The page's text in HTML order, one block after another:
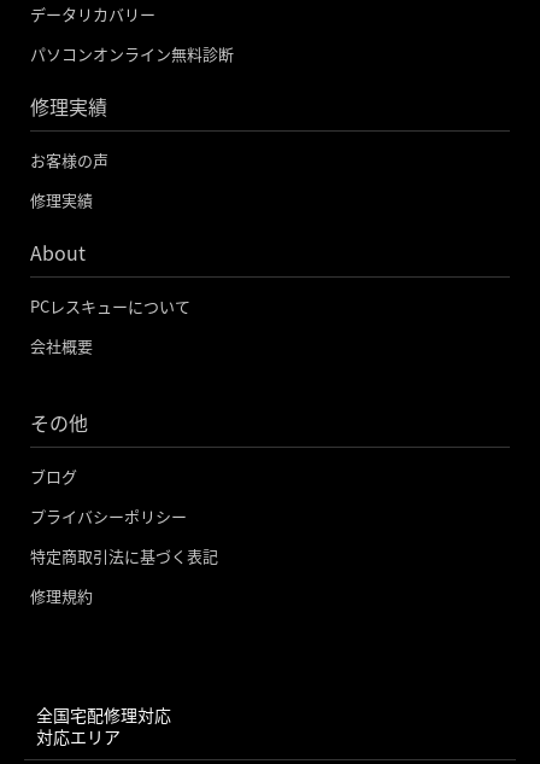
-
f
データリカバリー
パソコンオンライン無料診断
修理実績
お客様の声
修理実績
About
PCレスキューについて
会社概要
その他
ブログ
プライバシーポリシー
特定商取引法に基づく表記
修理規約
全国宅配修理対応
対応エリア